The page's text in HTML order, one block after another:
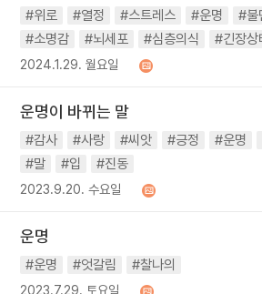
#위로 #열정 #스트레스 #운명 #불
#소명감
#뇌세포 #심층의식 #긴장상
2024.1.29. 월요일
운명이 바뀌는 말
#감사 #사랑 #씨앗 #긍정 #운명
#말
#입 #진동
2023.9.20. 수요일
운명
#운명 #엇갈림 #찰나의
2023.7.29. 토요일